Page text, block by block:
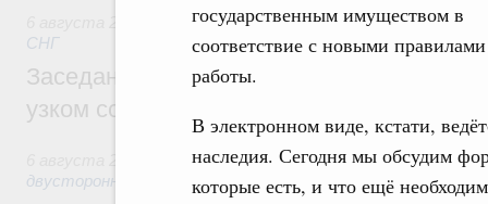
государственным имуществом в
соответствие с новыми правилами
работы.
В электронном виде, кстати,
наследия. Сегодня мы обсудим
которые есть, и что ещё
Евразийский экономический союз.
СНГ
Заседание Евразийского
узком составе
Экономические отношения с
двусторонней основе